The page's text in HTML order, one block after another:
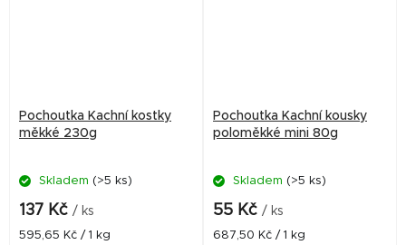
Pochoutka Kachní kostky
měkké 230g
Skladem (>5 ks)
137 Kč / ks
Měrná
595,65 Kč / 1 kg
Pochoutka Kachní kousky
poloměkké mini 80g
Skladem (>5 ks)
55 Kč / ks
Měrná
687,50 Kč / 1 kg